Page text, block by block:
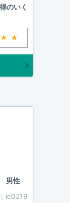
のいく
性
ic0219